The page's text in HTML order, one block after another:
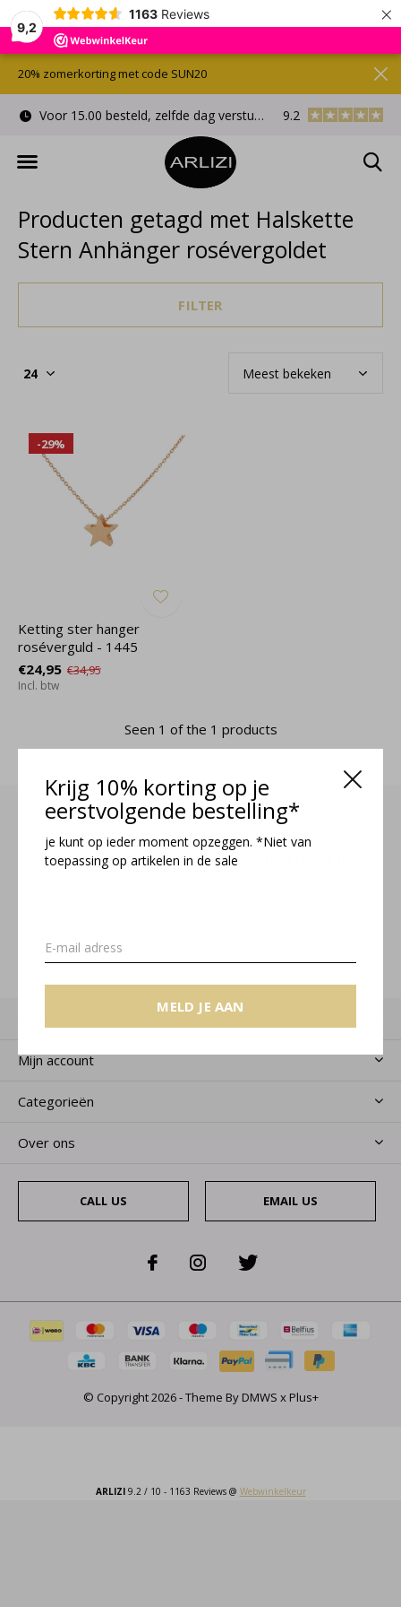
9,2
1163 Reviews ×
Krijg 10% korting op je
eerstvolgende bestelling*
je kunt op ieder moment opzeggen. *Niet van
toepassing op artikelen in de sale
MELD JE AAN
Voor 15.00 besteld, zelfde dag verstuurd Gratis
9.2
20% zomerkorting met code SUN20
Producten getagd met Halskette
Stern Anhänger rosévergoldet
FILTER
-29%
Ketting ster hanger
roséverguld - 1445
€24,95 €34,95
Incl. btw
Seen 1 of the 1 products
Meld je aan voor onze nieuwsbrief
Mijn account
Categorieën
Over ons
CALL US EMAIL US
© Copyright2026- Theme ByDMWS x Plus+
ARLIZI9.2 / 10 - 1163 Reviews @ Webwinkelkeur